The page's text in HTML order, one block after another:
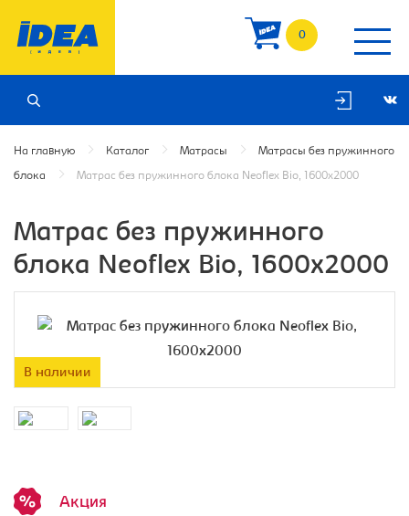
0
На главную Каталог Матрасы Матрасы без пружинного
блока Матрас без пружинного блока Neoflex Bio, 1600х2000
Матрас без пружинного
блока Neoflex Bio, 1600х2000
В наличии
Акция